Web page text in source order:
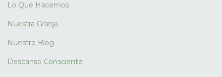
Lo Que Hacemos
Nuestra Granja
Nuestro Blog
Descanso Consciente